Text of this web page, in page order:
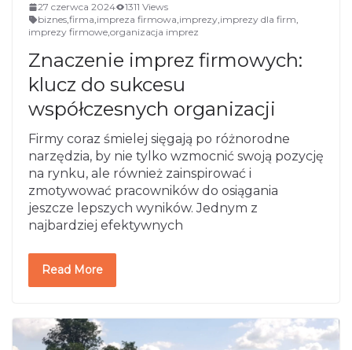
27 czerwca 2024
1311 Views
biznes,firma,impreza firmowa,imprezy,imprezy dla firm,
imprezy firmowe,organizacja imprez
Znaczenie imprez firmowych:
klucz do sukcesu
współczesnych organizacji
Firmy coraz śmielej sięgają po różnorodne
narzędzia, by nie tylko wzmocnić swoją pozycję
na rynku, ale również zainspirować i
zmotywować pracowników do osiągania
jeszcze lepszych wyników. Jednym z
najbardziej efektywnych
Read More